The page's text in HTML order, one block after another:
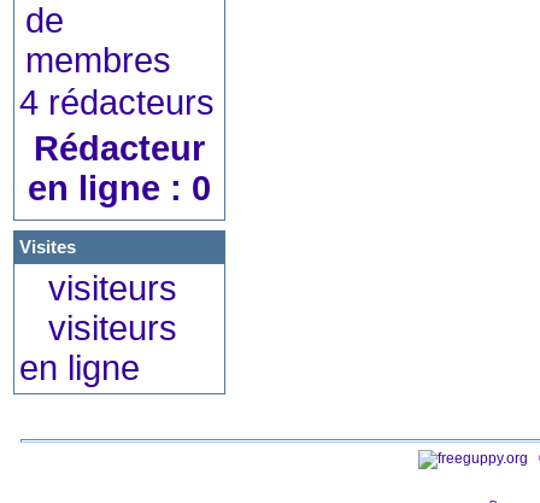
4 rédacteurs
Rédacteur
en ligne : 0
Visites
visiteurs
visiteurs
en ligne